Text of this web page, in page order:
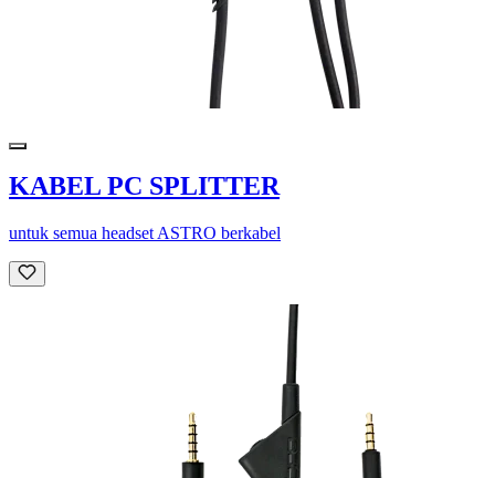
KABEL PC SPLITTER
untuk semua headset ASTRO berkabel